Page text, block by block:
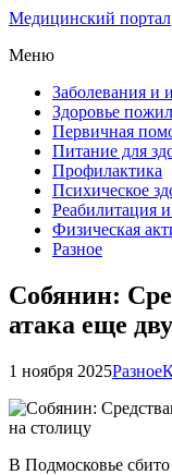
Медицинский портал
Меню
Заболевания и
Здоровье
Первичная
Питание для
Профилактика
Психическое
Реабилитация
Физическая
Разное
Собянин:
атака еще
1 ноября 2025Разное
В Подмосковье